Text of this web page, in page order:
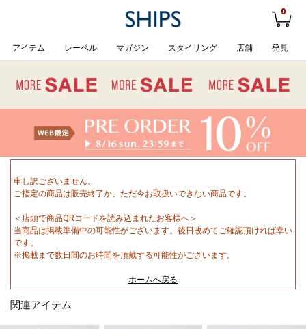
0
アイテム レーベル マガジン スタイリング 店舗 発見
申し訳ございません。
ご指定の商品は販売終了か、ただ今お取扱いできない商品です。
＜店頭で商品QRコードを読み込まれたお客様へ＞
当商品は掲載準備中の可能性がございます。後日改めてご確認頂ければ幸い
です。
※掲載まで数日間のお時間を頂戴する可能性がございます。
ホームへ戻る
関連アイテム